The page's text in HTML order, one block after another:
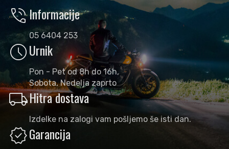
phone_in_talkInformacije
05 6404 253
scheduleUrnik
Pon - Pet od 8h do 16h,
Sobota, Nedelja zaprto
local_shippingHitra dostava
Izdelke na zalogi vam pošljemo še isti dan.
verifiedGarancija